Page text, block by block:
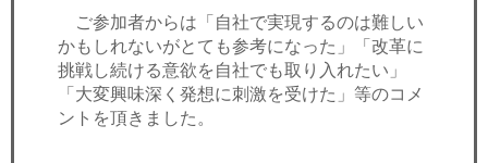
ご参加者からは「自社で実現するのは難しい
かもしれないがとても参考になった」「改革に
挑戦し続ける意欲を自社でも取り入れたい」
「大変興味深く発想に刺激を受けた」等のコメ
ントを頂きました。